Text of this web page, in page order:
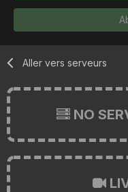
Aller vers serveurs
NO